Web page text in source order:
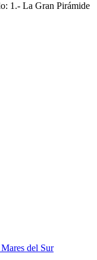
1.- La Gran Pirámide
del Sur